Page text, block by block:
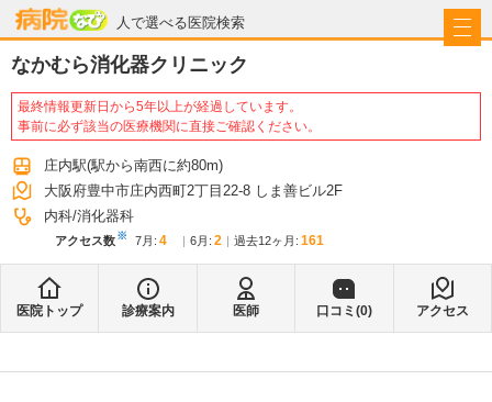
人で選べる医院検索
病院なび
なかむら消化器クリニック
最終情報更新日から5年以上が経過しています。
事前に必ず該当の医療機関に直接ご確認ください。
庄内駅(駅から南西に約80m)
大阪府豊中市庄内西町2丁目22-8 しま善ビル2F
内科 消化器科
アクセス数※ 7月 : 4 6月 : 2 過去12ヶ月: 161
医院トップ 診療案内 医師 口コミ(0) アクセス